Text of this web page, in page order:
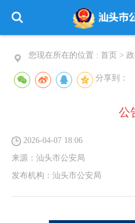
您现在所在的位置 : 首页 >
分享到：
公
2026-04-07 18:06
来源： 汕头市公安局
发布机构： 汕头市公安局